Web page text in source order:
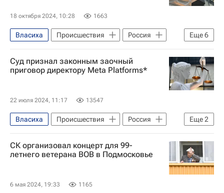
18 октября 2024, 10:28 1663
Еще6
Власиха Происшествия
Россия
Екатеринбург
Владлен Татарский
Эван Гершкович
Дарья Трепова
Суд признал законным заочный
приговор директору Meta Platforms*
22 июля 2024, 11:17 13547
Еще2
Власиха Происшествия
Россия
Энди Стоун
Twitter
СК организовал концерт для 99-
летнего ветерана ВОВ в Подмосковье
6 мая 2024, 19:33 1165